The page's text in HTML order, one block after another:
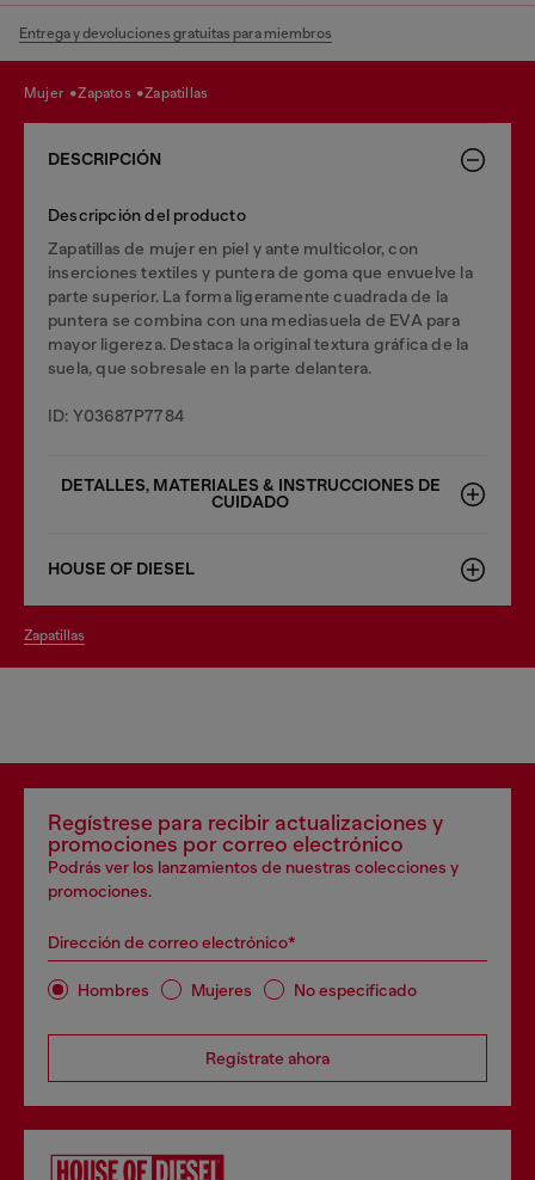
Entrega y devoluciones gratuitas para miembros
mujer zapatos zapatillas
DESCRIPCIÓN
Descripción del producto
Zapatillas de mujer en piel y ante multicolor, con
inserciones textiles y puntera de goma que envuelve la
parte superior. La forma ligeramente cuadrada de la
puntera se combina con una mediasuela de EVA para
mayor ligereza. Destaca la original textura gráfica de la
suela, que sobresale en la parte delantera.
ID: Y03687P7784
DETALLES, MATERIALES & INSTRUCCIONES DE
CUIDADO
HOUSE OF DIESEL
zapatillas
Regístrese para recibir actualizaciones y
promociones por correo electrónico
Podrás ver los lanzamientos de nuestras colecciones y
promociones.
Dirección de correo electrónico*
Hombres Mujeres No especificado
Regístrate ahora